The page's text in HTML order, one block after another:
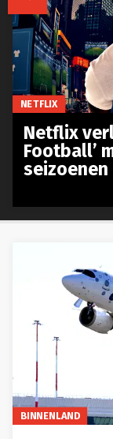
BINNENLAND
NETFLIX
Netflix
Football’
seizoenen